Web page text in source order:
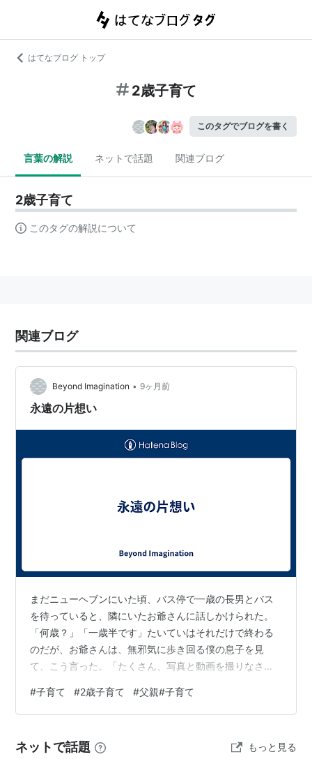
はてなブログ トップ
2歳子育て
このタグでブログを書く
言葉の解説 ネットで話題 関連ブログ
2歳子育て
このタグの解説について
関連ブログ
Beyond Imagination • 9ヶ月前
永遠の片想い
まだニューヘブンにいた頃、バス停で一歳の長男とバス
を待っていると、隣にいたお爺さんに話しかけられた。
「何歳？」「一歳半です」たいていはそれだけで終わる
のだが、お爺さんは、無邪気に歩き回る僕の息子を見
て、こう言った。「たくさん、写真と動画を撮りなさ
うのだから」そうなのだ。今、これだけ2人で濃密な時間
を過ごし、笑い合い、慕い合っていても、彼はいずれ、
の片われだけが、親の脳の中に残される。親にとって、
#子育て #2歳子育て #父親#子育て
ネットで話題 もっと見る